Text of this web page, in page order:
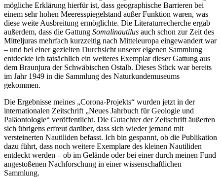
mögliche Erklärung hierfür ist, dass geographische Barrieren bei
einem sehr hohen Meeresspiegelstand außer Funktion waren, was
diese weite Ausbreitung ermöglichte. Die Literaturrecherche ergab
außerdem, dass die Gattung Somalinautilus auch schon zur Zeit des
Mitteljuras mehrfach kurzzeitig nach Mitteleuropa eingewandert war
– und bei einer gezielten Durchsicht unserer eigenen Sammlung
entdeckte ich tatsächlich ein weiteres Exemplar dieser Gattung aus
dem Braunjura der Schwäbischen Ostalb. Dieses Stück war bereits
im Jahr 1949 in die Sammlung des Naturkundemuseums
gekommen.
Die Ergebnisse meines „Corona-Projekts“ wurden jetzt in der
internationalen Zeitschrift „Neues Jahrbuch für Geologie und
Paläontologie“ veröffentlicht. Die Gutachter der Zeitschrift äußerten
sich übrigens erfreut darüber, dass sich wieder jemand mit
versteinerten Nautiliden befasst. Ich bin gespannt, ob die Publikation
dazu führt, dass noch weitere Exemplare des kleinen Nautiliden
entdeckt werden – ob im Gelände oder bei einer durch meinen Fund
angestoßenen Nachforschung in einer wissenschaftlichen
Sammlung.